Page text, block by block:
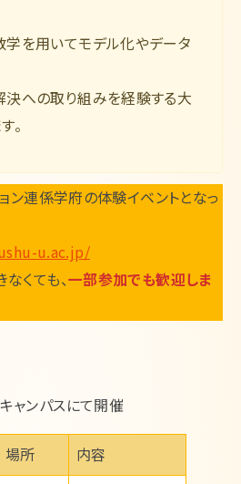
を用いてモデル化やデータ
への取り組みを経験する大
。
ョン連係学府の体験イベントとなっ
u.ac.jp/
くても、一部参加でも歓迎しま
ャンパスにて開催
場所 内容